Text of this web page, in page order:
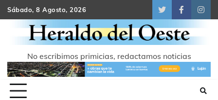
Skip
to
content
Sábado, 8 Agosto, 2026
TwitterFacebook
No escribimos primicias, redactamos noticias